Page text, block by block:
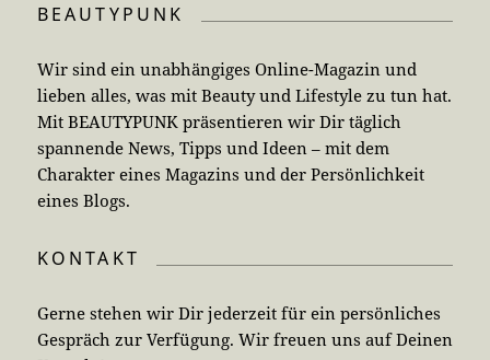
BEAUTYPUNK
Wir sind ein unabhängiges Online-Magazin und
lieben alles, was mit Beauty und Lifestyle zu tun hat.
Mit BEAUTYPUNK präsentieren wir Dir täglich
spannende News, Tipps und Ideen – mit dem
Charakter eines Magazins und der Persönlichkeit
eines Blogs.
KONTAKT
Gerne stehen wir Dir jederzeit für ein persönliches
Gespräch zur Verfügung. Wir freuen uns auf Deinen